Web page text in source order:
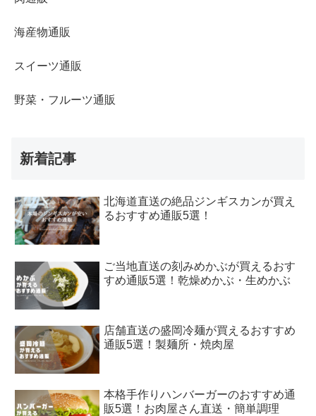
海産物通販
スイーツ通販
野菜・フルーツ通販
新着記事
北海道直送の絶品ジンギスカンが買え
るおすすめ通販5選！
ご当地直送の刻みめかぶが買えるおす
すめ通販5選！乾燥めかぶ・生めかぶ
店舗直送の盛岡冷麺が買えるおすすめ
通販5選！製麺所・焼肉屋
本格手作りハンバーガーのおすすめ通
販5選！お肉屋さん直送・簡単調理